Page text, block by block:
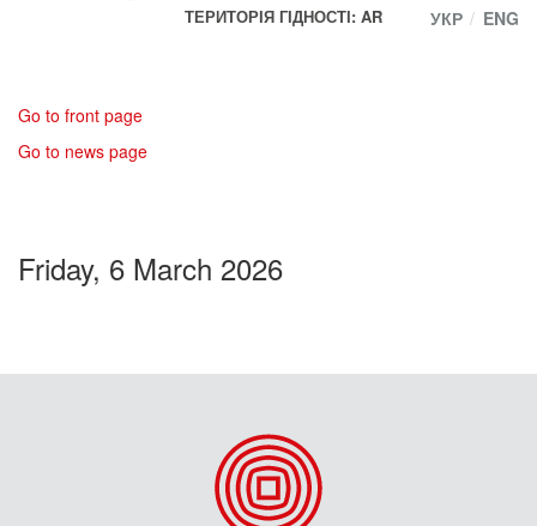
ТЕРИТОРІЯ ГІДНОСТІ: AR
УКР ENG
Go to front page
Go to news page
Friday, 6 March 2026